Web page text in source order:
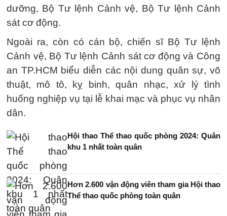
dưỡng, Bộ Tư lệnh Cảnh vệ, Bộ Tư lệnh Cảnh
sát cơ động.
Ngoài ra, còn có cán bộ, chiến sĩ Bộ Tư lệnh
Cảnh vệ, Bộ Tư lệnh Cảnh sát cơ động và Công
an TP.HCM biểu diễn các nội dung quân sự, võ
thuật, mô tô, kỵ binh, quân nhạc, xử lý tình
huống nghiệp vụ tại lễ khai mạc và phục vụ nhân
dân.
Hội thao Thể thao quốc phòng 2024: Quân
khu 1 nhất toàn quân
Hơn 2.600 vận động viên tham gia Hội thao
Thể thao quốc phòng toàn quân